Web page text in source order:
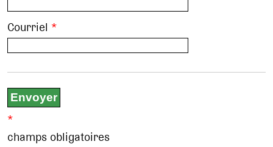
Courriel *
*
champs obligatoires